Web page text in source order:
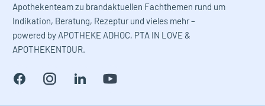
Apothekenteam zu brandaktuellen Fachthemen rund um
Indikation, Beratung, Rezeptur und vieles mehr –
powered by APOTHEKE ADHOC, PTA IN LOVE &
APOTHEKENTOUR.